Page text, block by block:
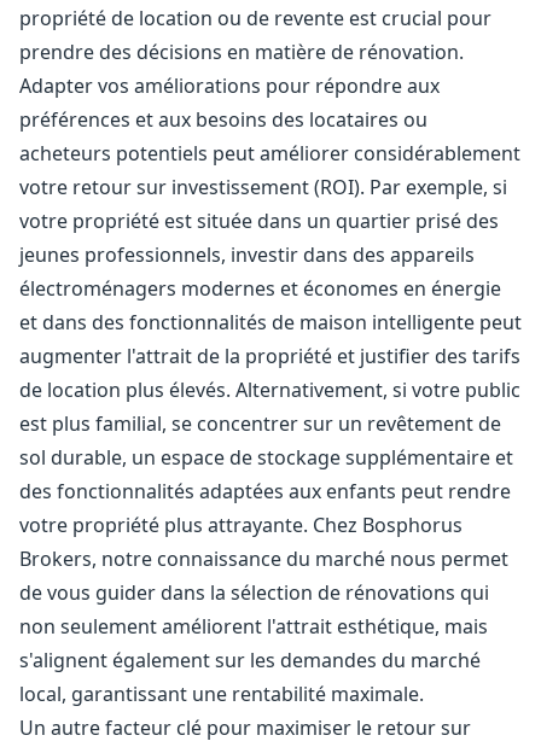
propriété de location ou de revente est crucial pour
prendre des décisions en matière de rénovation.
Adapter vos améliorations pour répondre aux
préférences et aux besoins des locataires ou
acheteurs potentiels peut améliorer considérablement
votre retour sur investissement (ROI). Par exemple, si
votre propriété est située dans un quartier prisé des
jeunes professionnels, investir dans des appareils
électroménagers modernes et économes en énergie
et dans des fonctionnalités de maison intelligente peut
augmenter l'attrait de la propriété et justifier des tarifs
de location plus élevés. Alternativement, si votre public
est plus familial, se concentrer sur un revêtement de
sol durable, un espace de stockage supplémentaire et
des fonctionnalités adaptées aux enfants peut rendre
votre propriété plus attrayante. Chez Bosphorus
Brokers, notre connaissance du marché nous permet
de vous guider dans la sélection de rénovations qui
non seulement améliorent l'attrait esthétique, mais
s'alignent également sur les demandes du marché
local, garantissant une rentabilité maximale.
Un autre facteur clé pour maximiser le retour sur